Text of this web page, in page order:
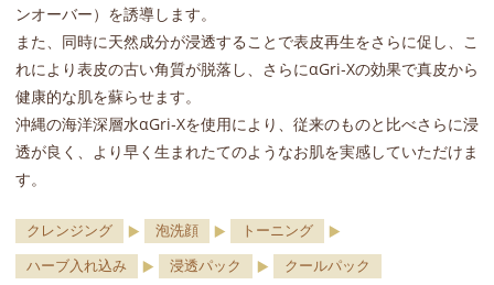
ンオーバー）を誘導します。
また、同時に天然成分が浸透することで表皮再生をさらに促し、こ
れにより表皮の古い角質が脱落し、さらにαGri‐Xの効果で真皮から
健康的な肌を蘇らせます。
沖縄の海洋深層水αGri‐Xを使用により、従来のものと比べさらに浸
透が良く、より早く生まれたてのようなお肌を実感していただけま
す。
クレンジング 泡洗顔
トーニング
ハーブ入れ込み
浸透パック クールパック